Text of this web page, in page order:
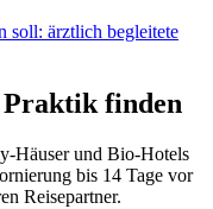
soll: ärztlich begleitete
Praktik finden
Häuser und Bio-Hotels
bis 14 Tage vor
Reisepartner.